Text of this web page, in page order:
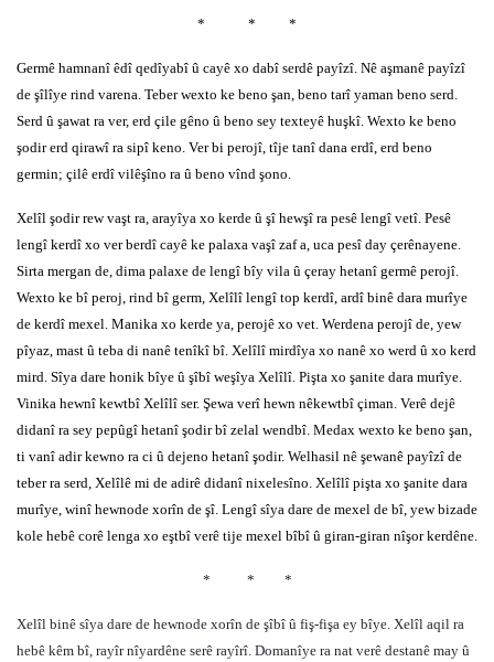
* * *
Germê hamnanî êdî qedîyabî û cayê xo dabî serdê payîzî. Nê aşmanê payîzî
de şîlîye rind varena. Teber wexto ke beno şan, beno tarî yaman beno serd.
Serd û şawat ra ver, erd çile gêno û beno sey texteyê huşkî. Wexto ke beno
şodir erd qirawî ra sipî keno. Ver bi perojî, tîje tanî dana erdî, erd beno
germin; çilê erdî vilêşîno ra û beno vînd şono.
Xelîl şodir rew vaşt ra, arayîya xo kerde û şî hewşî ra pesê lengî vetî. Pesê
lengî kerdî xo ver berdî cayê ke palaxa vaşî zaf a, uca pesî day çerênayene.
Sirta mergan de, dima palaxe de lengî bîy vila û çeray hetanî germê perojî.
Wexto ke bî peroj, rind bî germ, Xelîlî lengî top kerdî, ardî binê dara murîye
de kerdî mexel. Manika xo kerde ya, perojê xo vet. Werdena perojî de, yew
pîyaz, mast û teba di nanê tenîkî bî. Xelîlî mirdîya xo nanê xo werd û xo kerd
mird. Sîya dare honik bîye û şîbî weşîya Xelîlî. Pişta xo şanite dara murîye.
Vinika hewnî kewtbî Xelîlî ser. Şewa verî hewn nêkewtbî çiman. Verê dejê
didanî ra sey pepûgî hetanî şodir bî zelal wendbî. Medax wexto ke beno şan,
ti vanî adir kewno ra ci û dejeno hetanî şodir. Welhasil nê şewanê payîzî de
teber ra serd, Xelîlê mi de adirê didanî nixelesîno. Xelîlî pişta xo şanite dara
murîye, winî hewnode xorîn de şî. Lengî sîya dare de mexel de bî, yew bizade
kole hebê corê lenga xo eştbî verê tije mexel bîbî û giran-giran nîşor kerdêne.
* * *
Xelîl binê sîya dare de hewnode xorîn de şîbî û fiş-fişa ey bîye. Xelîl aqil ra
hebê kêm bî, rayîr nîyardêne serê rayîrî. Domanîye ra nat verê destanê may û